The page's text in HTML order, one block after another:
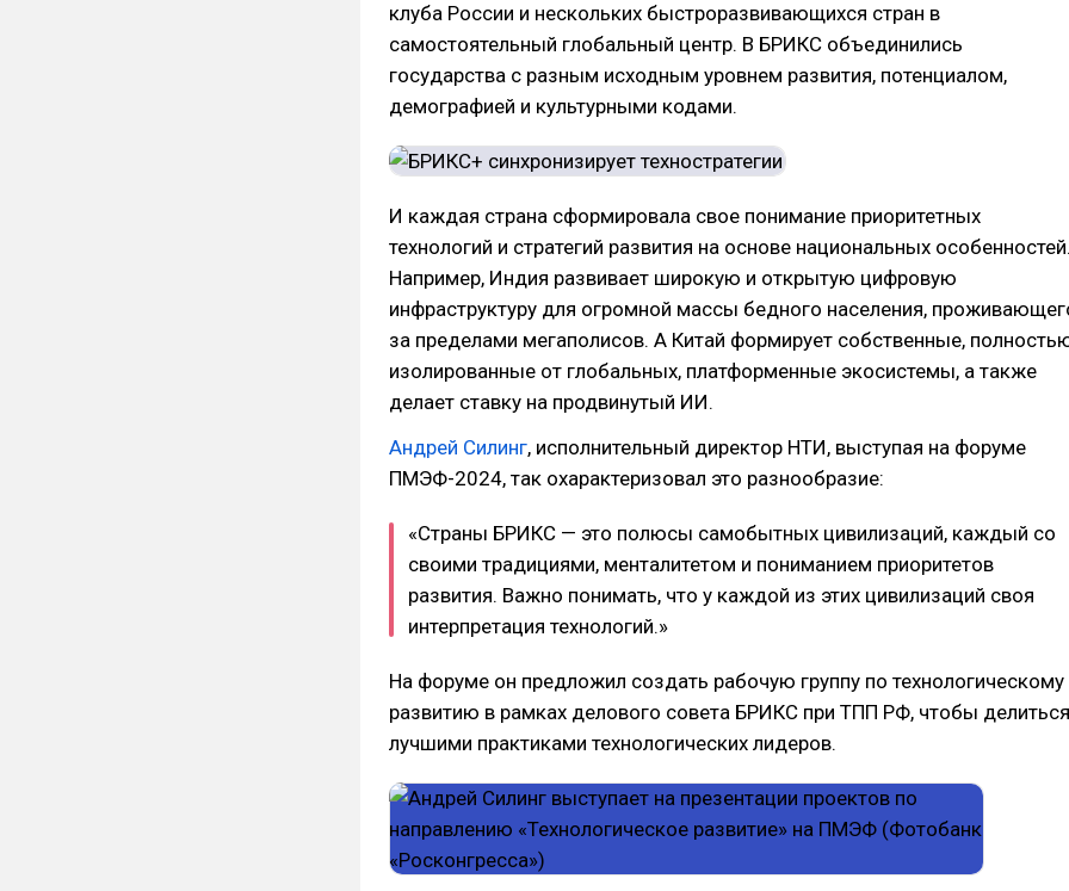
клуба России и нескольких быстроразвивающихся стран в
самостоятельный глобальный центр. В БРИКС объединились
государства с разным исходным уровнем развития, потенциалом,
демографией и культурными кодами.
И каждая страна сформировала свое понимание приоритетных
технологий и стратегий развития на основе национальных
Например, Индия развивает широкую и открытую цифровую
инфраструктуру для огромной массы бедного населения,
за пределами мегаполисов. А Китай формирует собственные,
изолированные от глобальных, платформенные экосистемы, а также
делает ставку на продвинутый ИИ.
Андрей Силинг, исполнительный директор НТИ, выступая на форуме
ПМЭФ-2024, так охарактеризовал это разнообразие:
«Страны БРИКС — это полюсы самобытных цивилизаций, каждый со
своими традициями, менталитетом и пониманием приоритетов
развития. Важно понимать, что у каждой из этих цивилизаций своя
интерпретация технологий.»
На форуме он предложил создать рабочую группу по технологическому
развитию в рамках делового совета БРИКС при ТПП РФ, чтобы делиться
лучшими практиками технологических лидеров.